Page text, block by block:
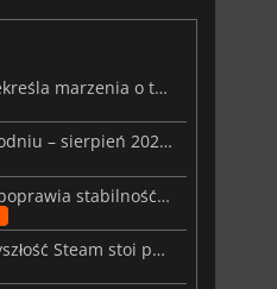
Wyciek ceny Steam Frame przekreśla marzenia o tanim zestawie VR
Premiery gier wideo w tym tygodniu – sierpień 2026 r. (32. tydzień)
Nowa aktualizacja w Palworld poprawia stabilność Sunreach i walk z bossami
Projekt Helix znów w grze, przyszłość Steam stoi pod znakiem zapytania